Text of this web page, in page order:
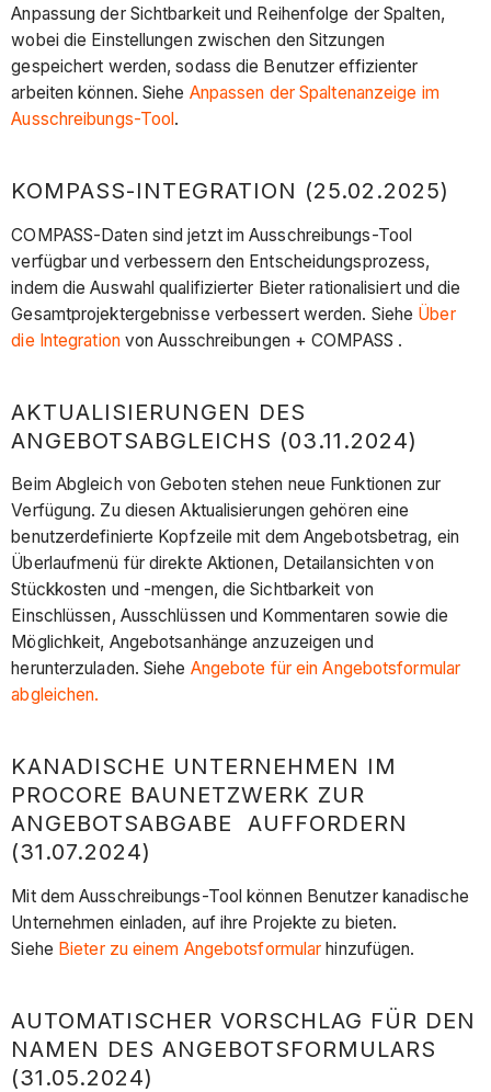
Anpassung der Sichtbarkeit und Reihenfolge der Spalten,
wobei die Einstellungen zwischen den Sitzungen
gespeichert werden, sodass die Benutzer effizienter
arbeiten können. Siehe Anpassen der Spaltenanzeige im
Ausschreibungs-Tool .
KOMPASS-INTEGRATION (25.02.2025)
COMPASS-Daten sind jetzt im Ausschreibungs-Tool
verfügbar und verbessern den Entscheidungsprozess,
indem die Auswahl qualifizierter Bieter rationalisiert und die
Gesamtprojektergebnisse verbessert werden. Siehe Über
die Integrationvon Ausschreibungen + COMPASS .
AKTUALISIERUNGEN DES
ANGEBOTSABGLEICHS (03.11.2024)
Beim Abgleich von Geboten stehen neue Funktionen zur
Verfügung. Zu diesen Aktualisierungen gehören eine
benutzerdefinierte Kopfzeile mit dem Angebotsbetrag, ein
Überlaufmenü für direkte Aktionen, Detailansichten von
Stückkosten und -mengen, die Sichtbarkeit von
Einschlüssen, Ausschlüssen und Kommentaren sowie die
Möglichkeit, Angebotsanhänge anzuzeigen und
herunterzuladen. Siehe Angebote für ein Angebotsformular
abgleichen.
KANADISCHE UNTERNEHMEN IM
PROCORE BAUNETZWERK ZUR
ANGEBOTSABGABE AUFFORDERN
(31.07.2024)
Mit dem Ausschreibungs-Tool können Benutzer kanadische
Unternehmen einladen, auf ihre Projekte zu bieten.
Siehe Bieter zu einem Angebotsformular hinzufügen.
AUTOMATISCHER VORSCHLAG FÜR DEN
NAMEN DES ANGEBOTSFORMULARS
(31.05.2024)